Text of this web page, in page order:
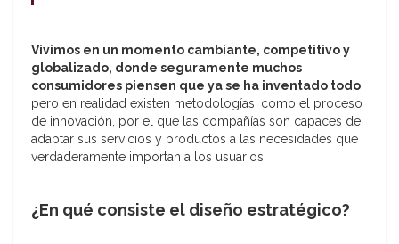
Vivimos en un momento cambiante, competitivo y
globalizado, donde seguramente muchos
consumidores piensen que ya se ha inventado todo,
pero en realidad existen metodologías, como el proceso
de innovación, por el que las compañías son capaces de
adaptar sus servicios y productos a las necesidades que
verdaderamente importan a los usuarios.
¿En qué consiste el diseño estratégico?